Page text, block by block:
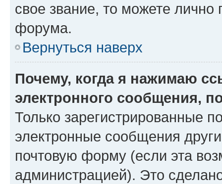
свое звание, то можете лично
форума.
Вернуться наверх
Почему, когда я нажимаю
электронного сообщения,
Только зарегистрированные
электронные сообщения
почтовую форму (если эта
администрацией). Это